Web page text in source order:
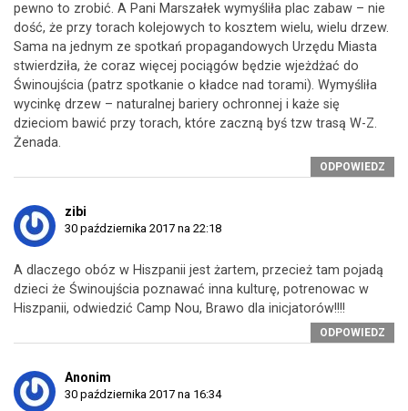
pewno to zrobić. A Pani Marszałek wymyśliła plac zabaw – nie
dość, że przy torach kolejowych to kosztem wielu, wielu drzew.
Sama na jednym ze spotkań propagandowych Urzędu Miasta
stwierdziła, że coraz więcej pociągów będzie wjeżdżać do
Świnoujścia (patrz spotkanie o kładce nad torami). Wymyśliła
wycinkę drzew – naturalnej bariery ochronnej i każe się
dzieciom bawić przy torach, które zaczną byś tzw trasą W-Z.
Żenada.
ODPOWIEDZ
zibi
30 października 2017 na 22:18
A dlaczego obóz w Hiszpanii jest żartem, przecież tam pojadą
dzieci że Świnoujścia poznawać inna kulturę, potrenowac w
Hiszpanii, odwiedzić Camp Nou, Brawo dla inicjatorów!!!!
ODPOWIEDZ
Anonim
30 października 2017 na 16:34